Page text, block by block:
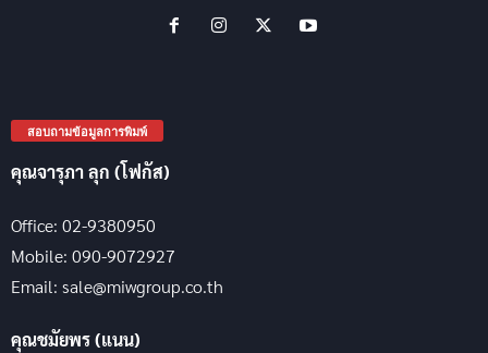
สอบถามข้อมูลการพิมพ์
คุณจารุภา ลุก (โฟกัส)
Office: 02-9380950
Mobile: 090-9072927
Email: sale@miwgroup.co.th
คุณชมัยพร (แนน)